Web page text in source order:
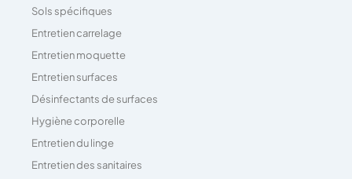
Sols spécifiques
Entretien carrelage
Entretien moquette
Entretien surfaces
Désinfectants de surfaces
Hygiène corporelle
Entretien du linge
Entretien des sanitaires